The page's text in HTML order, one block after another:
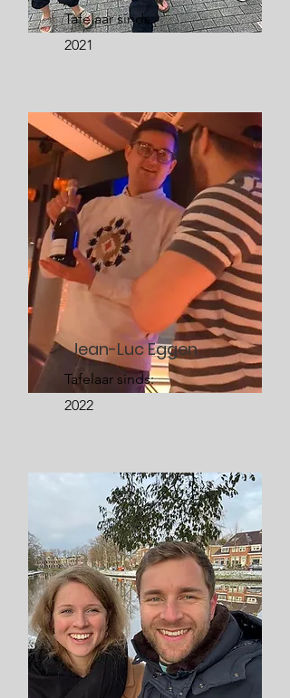
Tafelaar sinds:
2021
Jean-Luc Eggen
Tafelaar sinds:
2022